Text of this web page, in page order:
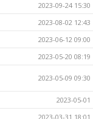
2023-09-24 15:30
2023-08-02 12:43
2023-06-12 09:00
2023-05-20 08:19
2023-05-09 09:30
2023-05-01
2023-03-31 18:01